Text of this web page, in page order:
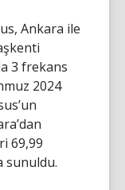
Ankara ile
3 frekans
2024
69,99
sunuldu.